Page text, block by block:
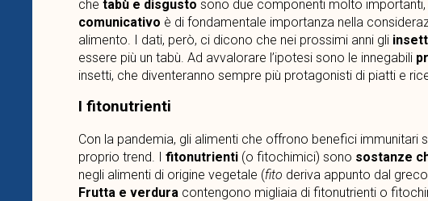
che tabù e disgusto sono due componenti molto importanti,
comunicativo è di fondamentale importanza nella
alimento. I dati, però, ci dicono che nei prossimi anni gli
essere più un tabù. Ad avvalorare l’ipotesi sono le innegabili
insetti, che diventeranno sempre più protagonisti di piatti e
I fitonutrienti
Con la pandemia, gli alimenti che offrono benefici immunitari
proprio trend. I fitonutrienti (o fitochimici) sono sostanze
negli alimenti di origine vegetale (fito deriva appunto dal greco
Frutta e verdura contengono migliaia di fitonutrienti o